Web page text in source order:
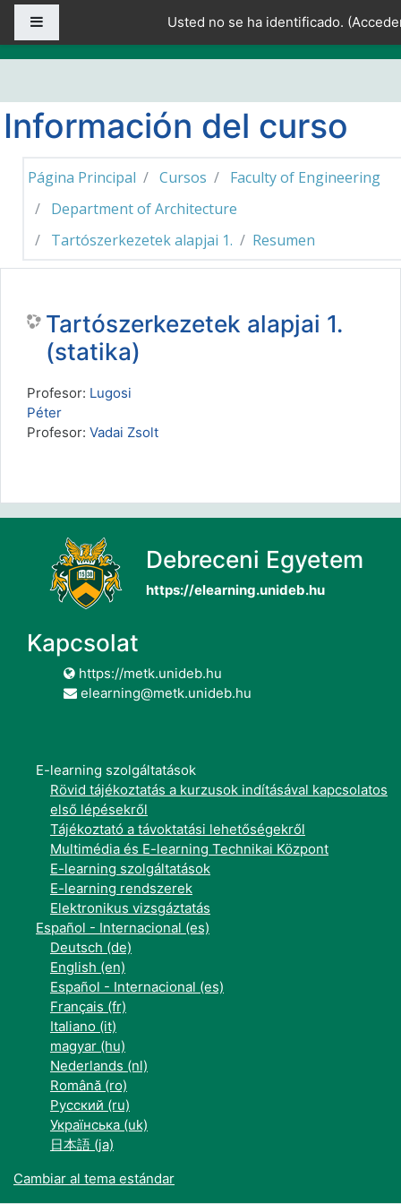
Salta al contenido principal
Usted no se ha identificado. (
Información del curso
Página Principal Cursos
Faculty of Engineering
Department of Architecture
Tartószerkezetek alapjai 1.
Resumen
Tartószerkezetek alapjai 1.
(statika)
Profesor: Lugosi
Péter
Profesor: Vadai Zsolt
Debreceni Egyetem
https://elearning.unideb.hu
Kapcsolat
https://metk.unideb.hu
elearning@metk.unideb.hu
E-learning szolgáltatások
Rövid tájékoztatás a kurzusok indításával kapcsolatos
első lépésekről
Tájékoztató a távoktatási lehetőségekről
Multimédia és E-learning Technikai Központ
E-learning szolgáltatások
E-learning rendszerek
Elektronikus vizsgáztatás
Español - Internacional ‎(es)‎
Deutsch ‎(de)‎
English ‎(en)‎
Español - Internacional ‎(es)‎
Français ‎(fr)‎
Italiano ‎(it)‎
magyar ‎(hu)‎
Nederlands ‎(nl)‎
Română ‎(ro)‎
Русский ‎(ru)‎
Українська ‎(uk)‎
日本語 ‎(ja)‎
Cambiar al tema estándar